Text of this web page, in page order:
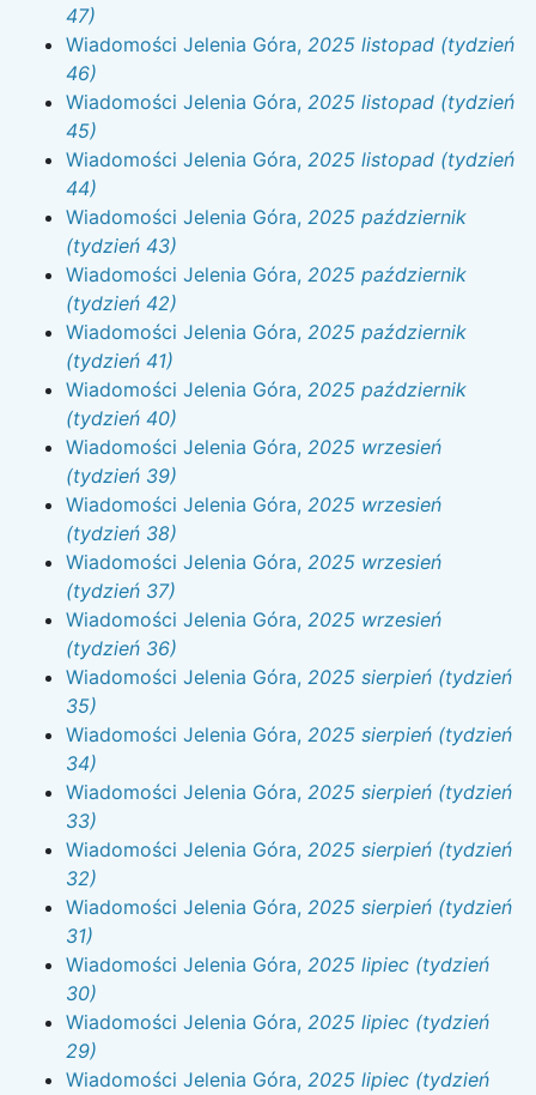
47)
Wiadomości Jelenia Góra, 2025 listopad (tydzień
46)
Wiadomości Jelenia Góra, 2025 listopad (tydzień
45)
Wiadomości Jelenia Góra, 2025 listopad (tydzień
44)
Wiadomości Jelenia Góra, 2025 październik
(tydzień 43)
Wiadomości Jelenia Góra, 2025 październik
(tydzień 42)
Wiadomości Jelenia Góra, 2025 październik
(tydzień 41)
Wiadomości Jelenia Góra, 2025 październik
(tydzień 40)
Wiadomości Jelenia Góra, 2025 wrzesień
(tydzień 39)
Wiadomości Jelenia Góra, 2025 wrzesień
(tydzień 38)
Wiadomości Jelenia Góra, 2025 wrzesień
(tydzień 37)
Wiadomości Jelenia Góra, 2025 wrzesień
(tydzień 36)
Wiadomości Jelenia Góra, 2025 sierpień (tydzień
35)
Wiadomości Jelenia Góra, 2025 sierpień (tydzień
34)
Wiadomości Jelenia Góra, 2025 sierpień (tydzień
33)
Wiadomości Jelenia Góra, 2025 sierpień (tydzień
32)
Wiadomości Jelenia Góra, 2025 sierpień (tydzień
31)
Wiadomości Jelenia Góra, 2025 lipiec (tydzień
30)
Wiadomości Jelenia Góra, 2025 lipiec (tydzień
29)
Wiadomości Jelenia Góra, 2025 lipiec (tydzień